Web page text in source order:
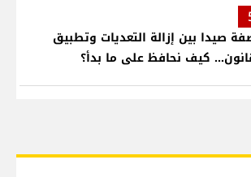
صيدا بين إزالة التعديات وتطبيق
كيف نحافظ على ما بدأ؟